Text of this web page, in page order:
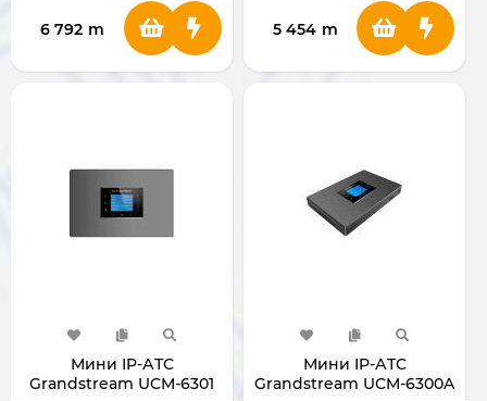
6 792 m 5 454 m
Мини IP-АТС
Grandstream UCM-6301
Мини IP-АТС
Grandstream UCM-6300A